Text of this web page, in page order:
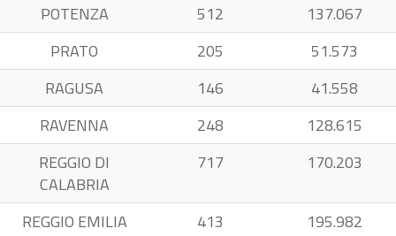
POTENZA
512
137.067
PRATO
205
51.573
RAGUSA
146
41.558
RAVENNA
248
128.615
REGGIO DI
CALABRIA
717 170.203
REGGIO EMILIA 413
195.982